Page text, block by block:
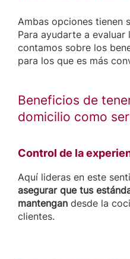
Ambas opciones tienen
Para ayudarte a
contamos sobre los
para los que es más
Beneficios de
domicilio como
Control de la
Aquí lideras en este
asegurar que tus
mantengan desde la
clientes.